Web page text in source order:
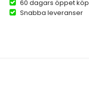
60 dagars öppet köp
Snabba leveranser